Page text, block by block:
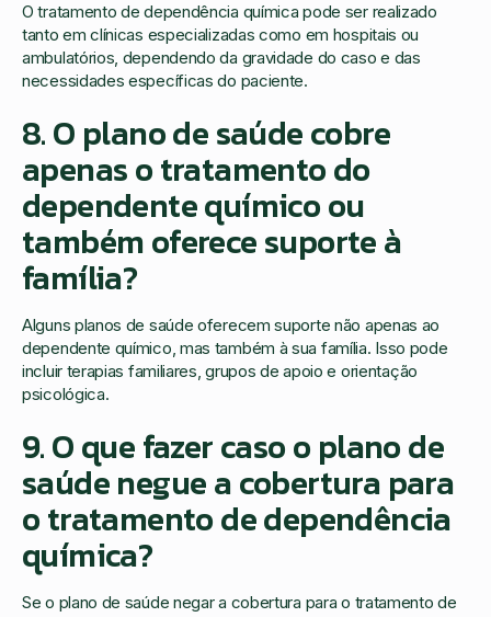
O tratamento de dependência química pode ser realizado
tanto em clínicas especializadas como em hospitais ou
ambulatórios, dependendo da gravidade do caso e das
necessidades específicas do paciente.
8. O plano de saúde cobre
apenas o tratamento do
dependente químico ou
também oferece suporte à
família?
Alguns planos de saúde oferecem suporte não apenas ao
dependente químico, mas também à sua família. Isso pode
incluir terapias familiares, grupos de apoio e orientação
psicológica.
9. O que fazer caso o plano de
saúde negue a cobertura para
o tratamento de dependência
química?
Se o plano de saúde negar a cobertura para o tratamento de